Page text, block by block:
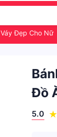
Váy Đẹp Cho Nữ
Đồ
5.0